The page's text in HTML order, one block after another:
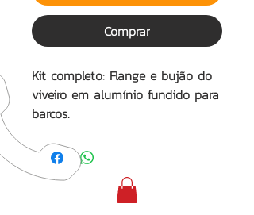
Comprar
Kit completo: Flange e bujão do
viveiro em alumínio fundido para
barcos.